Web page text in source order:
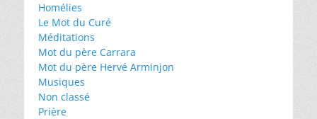
Homélies
Le Mot du Curé
Méditations
Mot du père Carrara
Mot du père Hervé Arminjon
Musiques
Non classé
Prière